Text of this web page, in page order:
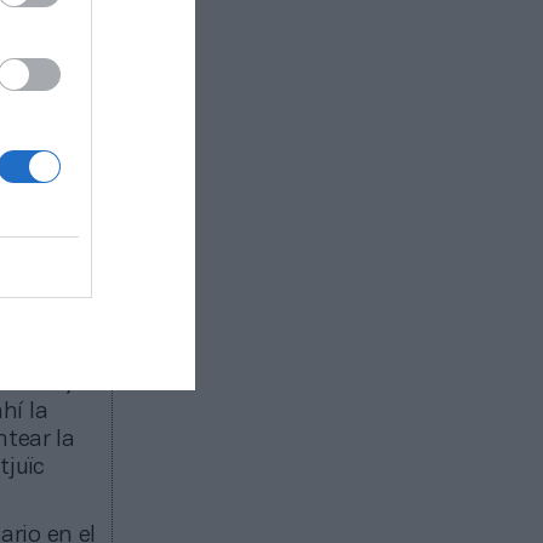
del
tiendas
Barça
del
la
la
en el